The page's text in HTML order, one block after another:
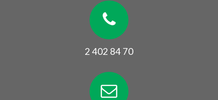
2 402 84 70